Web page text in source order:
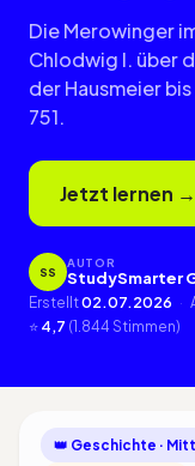
Die Merowinger
Chlodwig I. über
der Hausmeier
751.
Jetzt lernen →
SS
AUTOR
StudySmarter
Erstellt02.07.2026 ·
⭐ 4,7 (1.844 Stimmen)
👑 Geschichte ·